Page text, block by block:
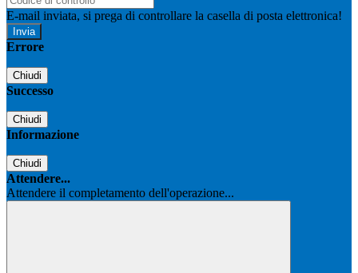
E-mail inviata, si prega di controllare la casella di posta elettronica!
Errore
Chiudi
Successo
Chiudi
Informazione
Chiudi
Attendere...
Attendere il completamento dell'operazione...